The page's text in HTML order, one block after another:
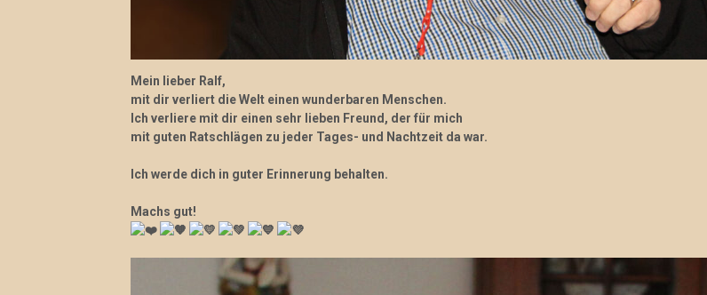
Mein lieber Ralf,
mit dir verliert die Welt einen wunderbaren Menschen.
Ich verliere mit dir einen sehr lieben Freund, der für mich
mit guten Ratschlägen zu jeder Tages- und Nachtzeit da war.
Ich werde dich in guter Erinnerung behalten.
Machs gut!